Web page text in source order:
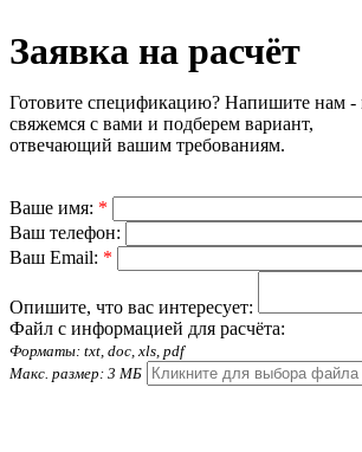
Заявка на расчёт
Готовите спецификацию? Напишите нам
свяжемся с вами и подберем вариант,
отвечающий вашим требованиям.
Ваше имя: *
Ваш телефон:
Ваш Email: *
Опишите, что вас интересует:
Файл с информацией для расчёта:
Форматы: txt, doc, xls, pdf
Макс. размер: 3 МБ